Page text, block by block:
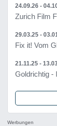
24.09.26 -
Zurich Film
29.03.25 -
Fix it! Vom
21.11.25 -
Goldrichtig -
Werbungen